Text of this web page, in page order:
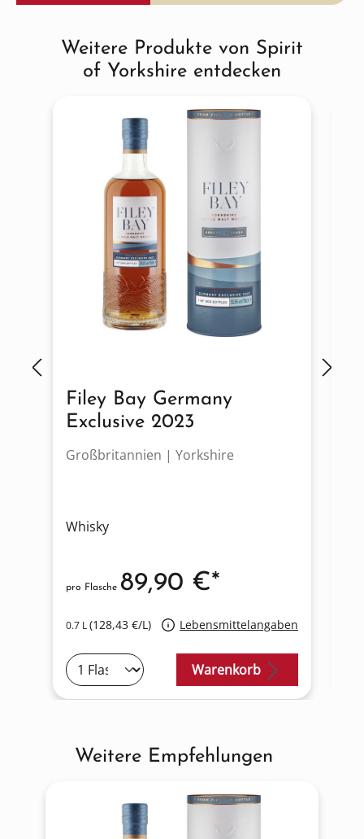
Produktgalerie überspringen
Weitere Produkte von Spirit
of Yorkshire entdecken
Filey Bay Germany
Exclusive 2023
Großbritannien | Yorkshire
Whisky
0.7 L(128,43 €/L) Lebensmittelangaben
pro Flasche 89,90 €*
Warenkorb
Produktgalerie überspringen
Weitere Empfehlungen